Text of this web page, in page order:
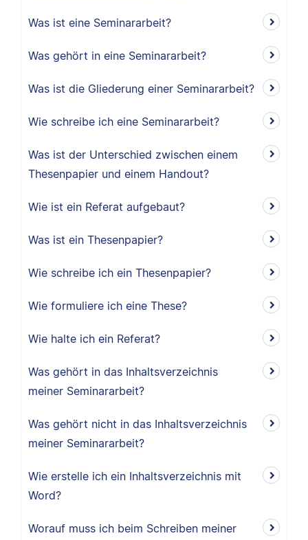
Was ist eine Seminararbeit?
Was gehört in eine Seminararbeit?
Was ist die Gliederung einer Seminararbeit?
Wie schreibe ich eine Seminararbeit?
Was ist der Unterschied zwischen einem
Thesenpapier und einem Handout?
Wie ist ein Referat aufgebaut?
Was ist ein Thesenpapier?
Wie schreibe ich ein Thesenpapier?
Wie formuliere ich eine These?
Wie halte ich ein Referat?
Was gehört in das Inhaltsverzeichnis
meiner Seminararbeit?
Was gehört nicht in das Inhaltsverzeichnis
meiner Seminararbeit?
Wie erstelle ich ein Inhaltsverzeichnis mit
Word?
Worauf muss ich beim Schreiben meiner